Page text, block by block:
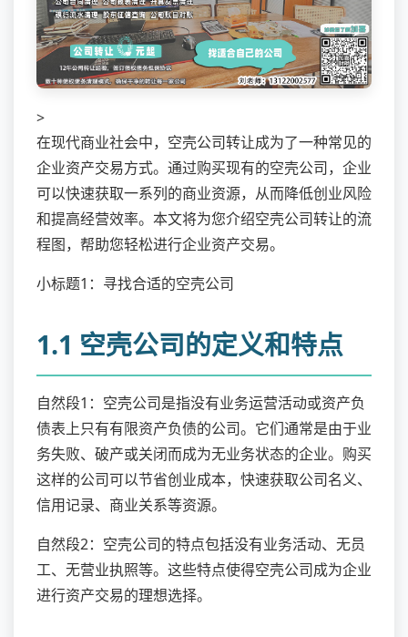
>
在现代商业社会中，空壳公司转让成为了一种常见的
企业资产交易方式。通过购买现有的空壳公司，企业
可以快速获取一系列的商业资源，从而降低创业风险
和提高经营效率。本文将为您介绍空壳公司转让的流
程图，帮助您轻松进行企业资产交易。
小标题1：寻找合适的空壳公司
1.1 空壳公司的定义和特点
自然段1：空壳公司是指没有业务运营活动或资产负
债表上只有有限资产负债的公司。它们通常是由于业
务失败、破产或关闭而成为无业务状态的企业。购买
这样的公司可以节省创业成本，快速获取公司名义、
信用记录、商业关系等资源。
自然段2：空壳公司的特点包括没有业务活动、无员
工、无营业执照等。这些特点使得空壳公司成为企业
进行资产交易的理想选择。